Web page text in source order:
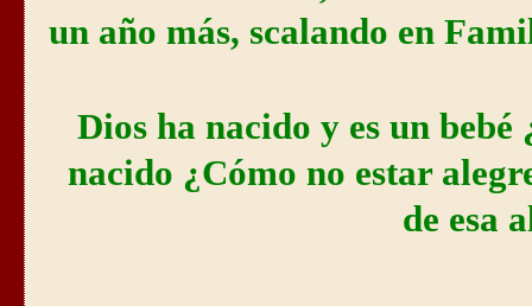
un año más, scalando en
Dios ha nacido y es un
nacido ¿Cómo no estar
de esa